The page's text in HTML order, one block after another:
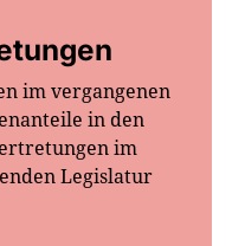
im vergangenen
in den
im
Legislatur